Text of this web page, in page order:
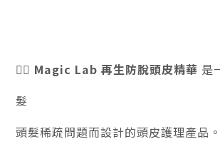
💆‍♀️ Magic Lab 再生防脫頭皮精華 是
髮
頭髮稀疏問題而設計的頭皮護理產品。